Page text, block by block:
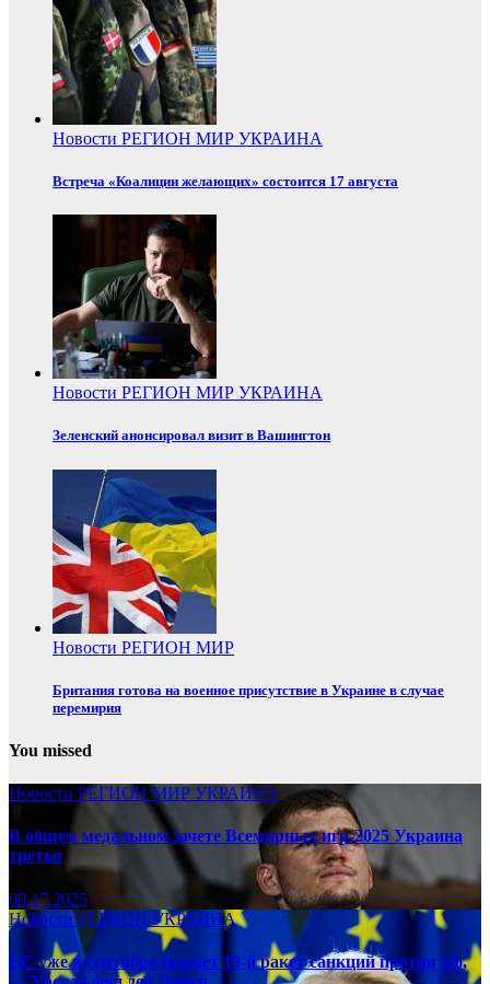
Новости РЕГИОН МИР УКРАИНА
Встреча «Коалиции желающих» состоится 17 августа
Новости РЕГИОН МИР УКРАИНА
Зеленский анонсировал визит в Вашингтон
Новости РЕГИОН МИР
Британия готова на военное присутствие в Украине в случае
перемирия
You missed
Новости РЕГИОНМИР УКРАИНА
В общем медальном зачете Всемирных игр-2025 Украина
третья
08.17.2025
НовостиРЕГИОНУКРАИНА
ЕС уже в сентябре примет 19-й ракет санкций против рф,